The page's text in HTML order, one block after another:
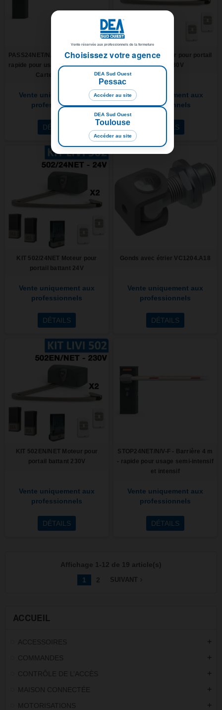
ACCUEIL
ACCESSOIRES add
COMMANDES add
CONTRÔLE DE L’ACCÈS add
MAISON CONNECTÉE add
MOTORISATIONS add
PASS24NET/N/VR - Barrière 4m -
rapide pour usage semi-intensif -
Carte NET24N
Vente uniquement aux
professionnels
DÉTAILS
KIT 502/NET Moteur pour portail
battant 230V
Vente uniquement aux
professionnels
DÉTAILS
KIT 502/24NET Moteur pour
portail battant 24V
Vente uniquement aux
professionnels
DÉTAILS
Gonds avec étrier VC1204.A18
Vente uniquement aux
professionnels
DÉTAILS
KIT 502EN/NET Moteur pour
portail battant 230V
Vente uniquement aux
professionnels
DÉTAILS
STOP24NET/N/V-F - Barrière 4 m
- rapide pour usage semi-intensif
et intensif
Vente uniquement aux
professionnels
DÉTAILS
Affichage 1-12 de 19 article(s)
1
2 SUIVANT
Vente réservée aux professionnels de la fermeture
Choisissez votre agence
DEA Sud Ouest
Pessac
Accéder au site
DEA Sud Ouest
Toulouse
Accéder au site